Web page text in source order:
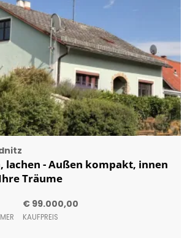
lachen - Außen kompakt, innen
Träume
€ 99.000,00
KAUFPREIS